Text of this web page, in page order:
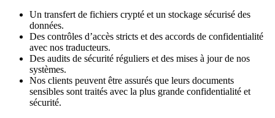
Un transfert de fichiers crypté et un stockage sécurisé des
données.
Des contrôles d’accès stricts et des accords de confidentialité
avec nos traducteurs.
Des audits de sécurité réguliers et des mises à jour de nos
systèmes.
Nos clients peuvent être assurés que leurs documents
sensibles sont traités avec la plus grande confidentialité et
sécurité.